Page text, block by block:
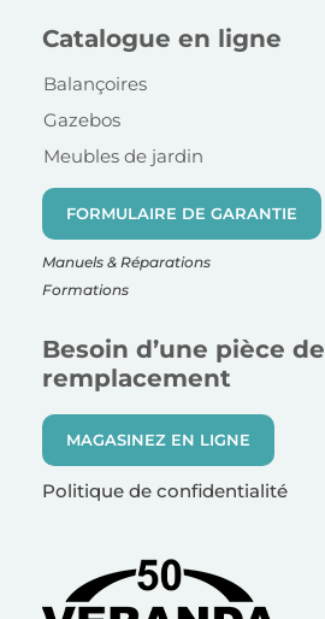
Catalogue en ligne
Balançoires
Gazebos
Meubles de jardin
FORMULAIRE DE GARANTIE
Manuels & Réparations
Formations
Besoin d’une pièce de
remplacement
MAGASINEZ EN LIGNE
Politique de confidentialité